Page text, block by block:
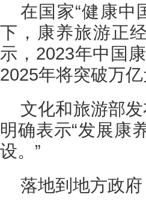
在国家“健康中
下，康养旅游正
示，2023年中国
2025年将突破万亿
文化和旅游部
明确表示“发展康
设。”
落地到地方政